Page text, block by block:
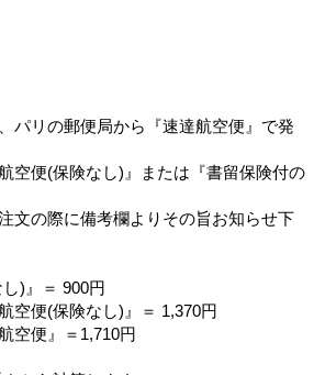
パリの郵便局から『速達航空便』で発
空便(保険なし)』または『書留保険付の
文の際に備考欄よりその旨お知らせ下
し)』＝ 900円
空便(保険なし)』＝ 1,370円
空便』＝1,710円